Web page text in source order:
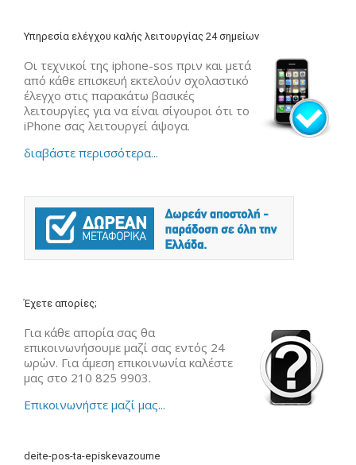
Υπηρεσία ελέγχου καλής λειτουργίας 24 σημείων
Οι τεχνικοί της iphone-sos πριν και μετά
από κάθε επισκευή εκτελούν σχολαστικό
έλεγχο στις παρακάτω βασικές
λειτουργίες για να είναι σίγουροι ότι το
iPhone σας λειτουργεί άψογα.
διαβάστε περισσότερα...
Έχετε απορίες;
Για κάθε απορία σας θα
επικοινωνήσουμε μαζί σας εντός 24
ωρών. Για άμεση επικοινωνία καλέστε
μας στο 210 825 9903.
Επικοινωνήστε μαζί μας...
deite-pos-ta-episkevazoume